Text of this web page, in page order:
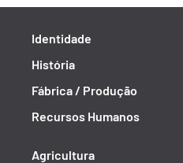
Identidade
História
Fábrica / Produção
Recursos Humanos
Agricultura